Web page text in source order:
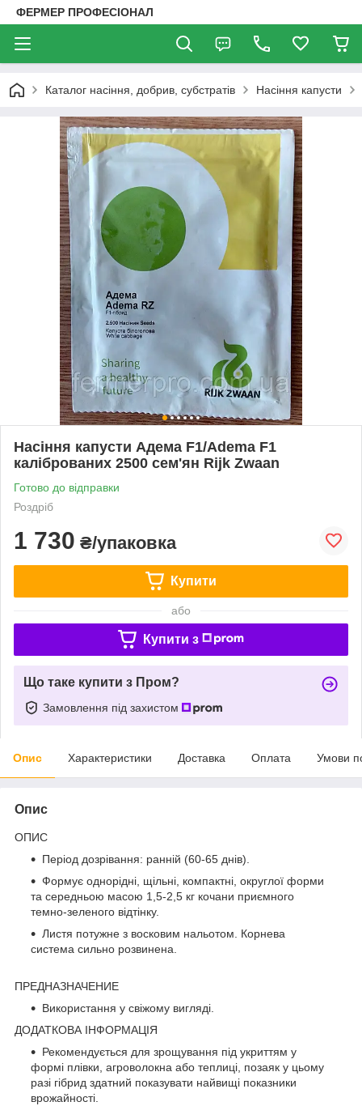
ФЕРМЕР ПРОФЕСІОНАЛ
Каталог насіння, добрив, субстратів Насіння капусти
Насіння капусти Адема F1/Adema F1
каліброваних 2500 сем'ян Rijk Zwaan
Готово до відправки
Роздріб
1 730 ₴/упаковка
Купити
або
Купити з
Що таке купити з Пром?
Замовлення під захистом
Опис Характеристики Доставка Оплата Умови
Опис
ОПИС
Період дозрівання: ранній (60-65 днів).
Формує однорідні, щільні, компактні, округлої форми
та середньою масою 1,5-2,5 кг кочани приємного
темно-зеленого відтінку.
Листя потужне з восковим нальотом. Корнева
система сильно розвинена.
ПРЕДНАЗНАЧЕНИЕ
Використання у свіжому вигляді.
ДОДАТКОВА ІНФОРМАЦІЯ
Рекомендується для зрощування під укриттям у
формі плівки, агроволокна або теплиці, позаяк у цьому
разі гібрид здатний показувати найвищі показники
врожайності.